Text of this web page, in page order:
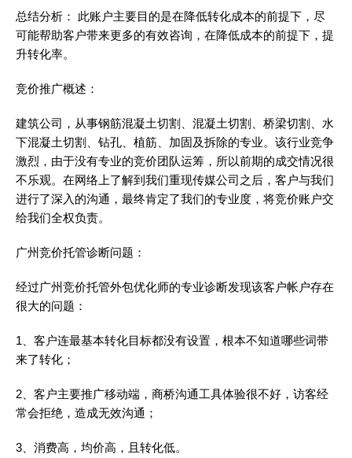
总结分析： 此账户主要目的是在降低转化成本的前提下，尽
可能帮助客户带来更多的有效咨询，在降低成本的前提下，提
升转化率。
竞价推广概述：
建筑公司，从事钢筋混凝土切割、混凝土切割、桥梁切割、水
下混凝土切割、钻孔、植筋、加固及拆除的专业。该行业竞争
激烈，由于没有专业的竞价团队运筹，所以前期的成交情况很
不乐观。在网络上了解到我们重现传媒公司之后，客户与我们
进行了深入的沟通，最终肯定了我们的专业度，将竞价账户交
给我们全权负责。
广州竞价托管诊断问题：
经过广州竞价托管外包优化师的专业诊断发现该客户帐户存在
很大的问题：
1、客户连最基本转化目标都没有设置，根本不知道哪些词带
来了转化；
2、客户主要推广移动端，商桥沟通工具体验很不好，访客经
常会拒绝，造成无效沟通；
3、消费高，均价高，且转化低。